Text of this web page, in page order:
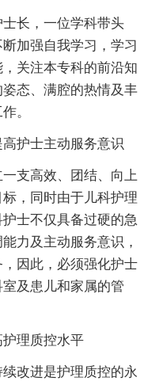
长，一位学科带头
加强自我学习，学习
关注本专科的前沿知
态、满腔的热情及丰
。
护士主动服务意识
支高效、团结、向上
，同时由于儿科护理
士不仅具备过硬的急
力及主动服务意识，
因此，必须强化护士
及患儿和家属的管
理质控水平
改进是护理质控的永